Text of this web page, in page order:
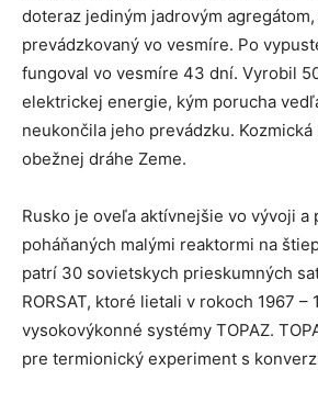
doteraz jediným jadrovým
prevádzkovaný vo vesmíre. Po
fungoval vo vesmíre 43 dní. Vyrobil
elektrickej energie, kým porucha
neukončila jeho prevádzku.
obežnej dráhe Zeme.
Rusko je oveľa aktívnejšie vo vývoji a
poháňaných malými reaktormi na
patrí 30 sovietskych prieskumných
RORSAT, ktoré lietali v rokoch 1967 –
vysokovýkonné systémy TOPAZ.
pre termionický experiment s